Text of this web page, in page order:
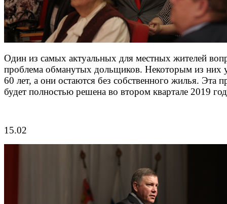
Один из самых актуальных для местных жителей
проблема обманутых дольщиков. Некоторым из них
60 лет, а они остаются без собственного жилья. Эта
будет полностью решена во втором квартале 2019
15.02